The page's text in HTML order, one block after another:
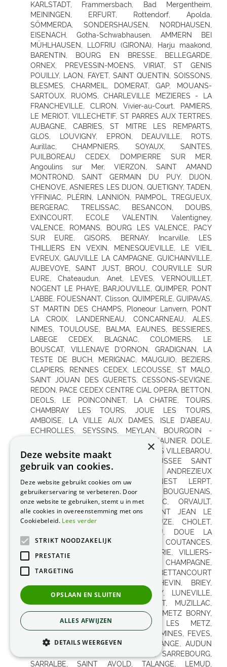
×
Deze website maakt
gebruik van cookies.
Deze website gebruikt cookies om uw
gebruikerservaring te verbeteren. Door
onze website te gebruiken, stemt u in met
alle cookies in overeenstemming met ons
Cookiebeleid. Lees verder
STRIKT NOODZAKELIJK
PRESTATIE
TARGETING
OPSLAAN EN SLUITEN
ALLES AFWIJZEN
DETAILS WEERGEVEN